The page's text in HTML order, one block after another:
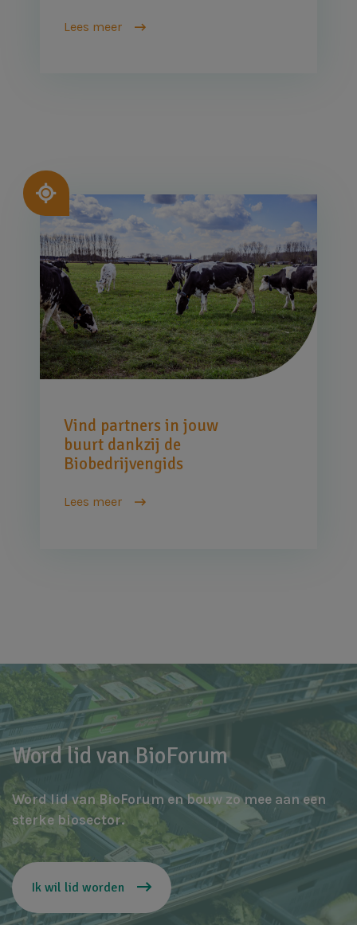
Lees meer
Afbeelding
Vind partners in jouw
buurt dankzij de
Biobedrijvengids
Lees meer
Word lid van BioForum
Word lid van BioForum en bouw zo mee aan een
sterke biosector.
Ik wil lid worden